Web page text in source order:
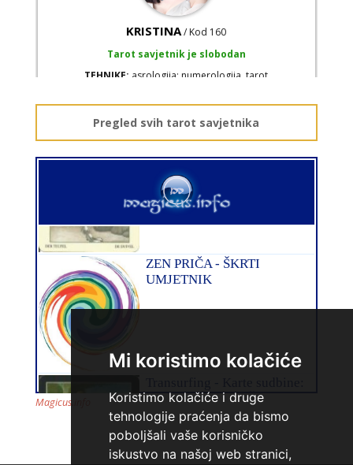
Mi koristimo kolačiće
Koristimo kolačiće i druge
tehnologije praćenja da bismo
poboljšali vaše korisničko
iskustvo na našoj web stranici,
KRISTINA/ Kod 160
TEHNIKE: asrologija; numerologija, tarot
tel:0,93€ - mob:1,12€ min
Tarot savjetnik je slobodan
TEHNIKE:psihološki razgovori, sudbinske karte, tarot,
tumačenje snova
tel:0,93€ - mob:1,12€ min
Pregled svih tarot savjetnika
Magicus.info